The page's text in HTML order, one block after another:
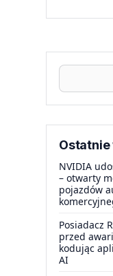
NVIDIA
– otwarty
pojazdów
Posiadacz
przed
kodując
AI